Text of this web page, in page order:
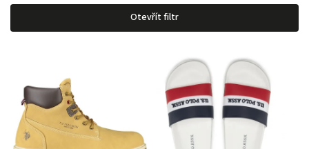
Nejlevnější
Nejdražší
Otevřít filtr